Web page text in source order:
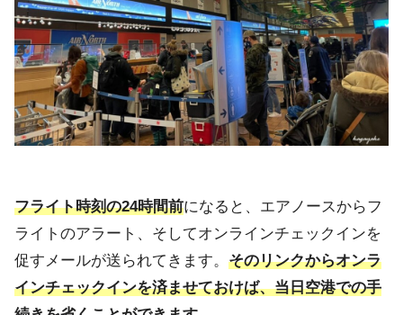
フライト時刻の24時間前になると、エアノースからフ
ライトのアラート、そしてオンラインチェックインを
促すメールが送られてきます。 そのリンクからオンラ
インチェックインを済ませておけば、当日空港での手